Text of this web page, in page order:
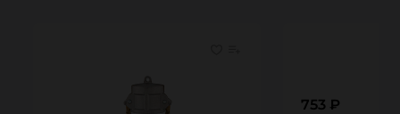
753 ₽